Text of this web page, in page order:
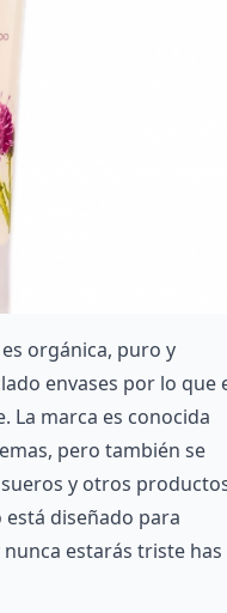
orgánica, puro y
envases por lo que
La marca es conocida
pero también se
y otros
diseñado para
estarás triste has